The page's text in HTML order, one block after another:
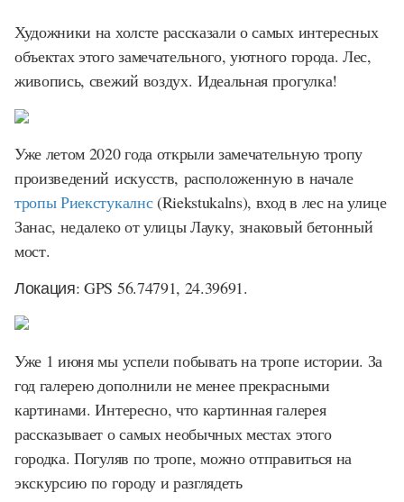
Художники на холсте рассказали о самых интересных
объектах этого замечательного, уютного города. Лес,
живопись, свежий воздух. Идеальная прогулка!
Уже летом 2020 года открыли замечательную тропу
произведений искусств, расположенную в начале
тропы Риекстукалнс(Riekstukalns), вход в лес на улице
Занас, недалеко от улицы Лауку, знаковый бетонный
мост.
Локация: GPS 56.74791, 24.39691.
Уже 1 июня мы успели побывать на тропе истории. За
год галерею дополнили не менее прекрасными
картинами. Интересно, что картинная галерея
рассказывает о самых необычных местах этого
городка. Погуляв по тропе, можно отправиться на
экскурсию по городу и разглядеть